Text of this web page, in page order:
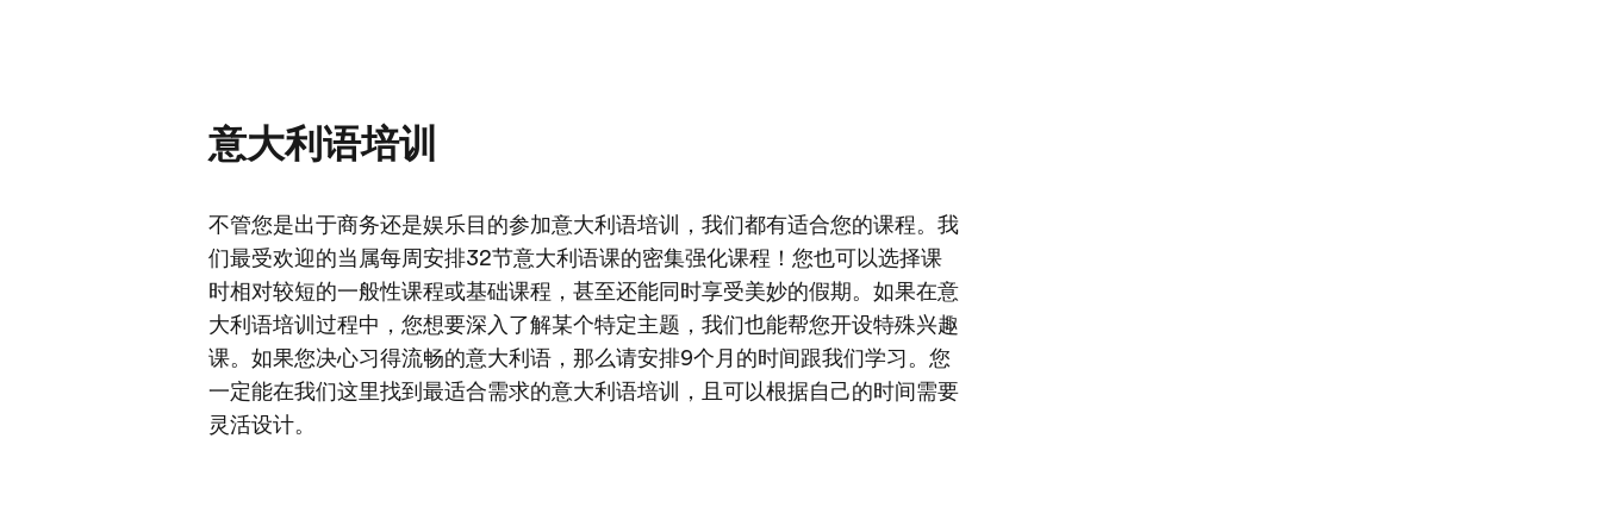
意大利语培训
不管您是出于商务还是娱乐目的参加意大利语培训，我们都有适合您的课程。我
们最受欢迎的当属每周安排32节意大利语课的密集强化课程！您也可以选择课
时相对较短的一般性课程或基础课程，甚至还能同时享受美妙的假期。如果在意
大利语培训过程中，您想要深入了解某个特定主题，我们也能帮您开设特殊兴趣
课。如果您决心习得流畅的意大利语，那么请安排9个月的时间跟我们学习。您
一定能在我们这里找到最适合需求的意大利语培训，且可以根据自己的时间需要
灵活设计。